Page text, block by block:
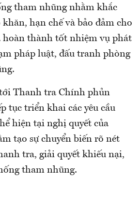
tham nhũng nhằm khắc
hạn chế và bảo đảm cho
thành tốt nhiệm vụ phát
pháp luật, đấu tranh phòng
Thanh tra Chính phủn
tục triển khai các yêu cầu
hiện tại nghị quyết của
tạo sự chuyển biến rõ nét
tra, giải quyết khiếu nại,
tham nhũng.